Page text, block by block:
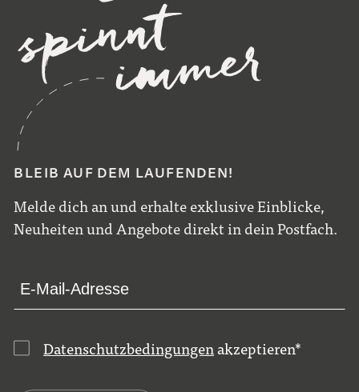
BLEIB AUF DEM LAUFENDEN!
Melde dich an und erhalte exklusive Einblicke,
Neuheiten und Angebote direkt in dein Postfach.
Datenschutzbedingungen akzeptieren*